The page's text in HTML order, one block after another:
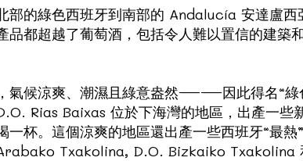
部的綠色西班牙到南部的 Andalucía 安達盧
都超越了葡萄酒，包括令人難以置信的建築
氣候涼爽、潮濕且綠意盎然——因此得名“綠
Rias Baixas 位於下海灣的地區，出產一些
一杯。這個涼爽的地區還出產一些西班牙“最
Txakolina, D.O. Bizkaiko Txakolina